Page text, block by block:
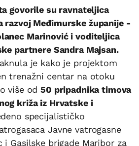
govorile su ravnateljica
razvoj Međimurske županije -
Marinović i voditeljica
partnere Sandra Majsan.
je kako je projektom
trenažni centar na otoku
više od50 pripadnika timova
križa iz Hrvatske i
specijalističko
Javne vatrogasne
i Gasilske brigade Maribor za